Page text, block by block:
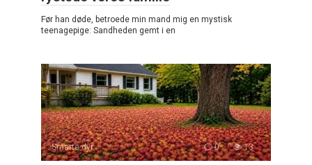
Før han døde, betroede min mand mig en mystisk
teenagepige: Sandheden gemt i en
Smarte dyr 0 13